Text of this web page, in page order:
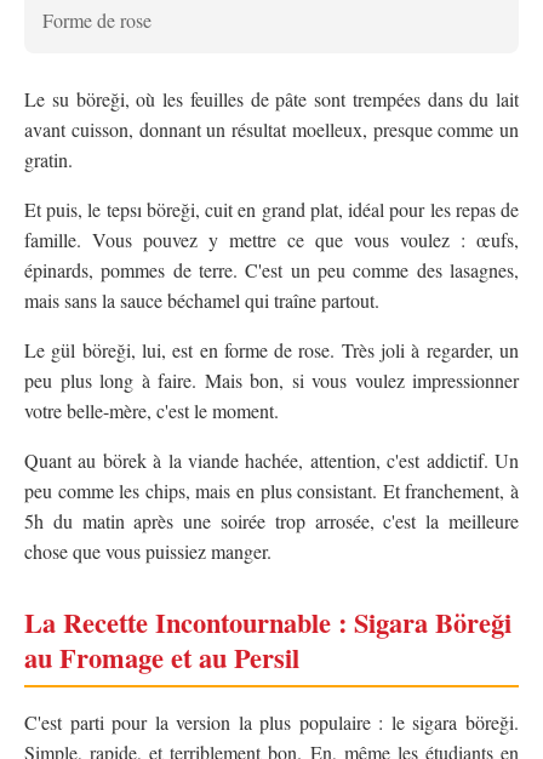
Forme de rose
Le su böreği, où les feuilles de pâte sont trempées dans du lait
avant cuisson, donnant un résultat moelleux, presque comme un
gratin.
Et puis, le tepsı böreği, cuit en grand plat, idéal pour les repas de
famille. Vous pouvez y mettre ce que vous voulez : œufs,
épinards, pommes de terre. C'est un peu comme des lasagnes,
mais sans la sauce béchamel qui traîne partout.
Le gül böreği, lui, est en forme de rose. Très joli à regarder, un
peu plus long à faire. Mais bon, si vous voulez impressionner
votre belle-mère, c'est le moment.
Quant au börek à la viande hachée, attention, c'est addictif. Un
peu comme les chips, mais en plus consistant. Et franchement, à
5h du matin après une soirée trop arrosée, c'est la meilleure
chose que vous puissiez manger.
La Recette Incontournable : Sigara Böreği
au Fromage et au Persil
C'est parti pour la version la plus populaire : le sigara böreği.
Simple, rapide, et terriblement bon. En, même les étudiants en